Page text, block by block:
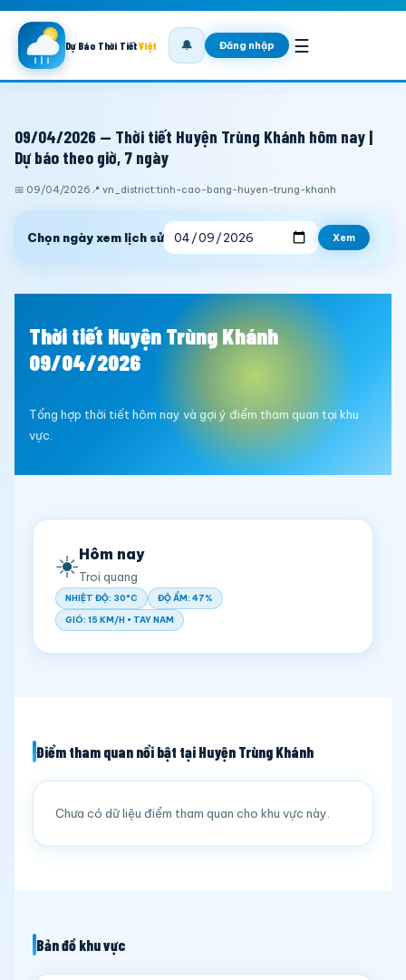
Dự Báo Thời TiếtViệt 🔔 Đăng nhập ☰
09/04/2026 — Thời tiết Huyện Trùng Khánh hôm nay |
Dự báo theo giờ, 7 ngày
📅 09/04/2026 📍 vn_district:tinh-cao-bang-huyen-trung-khanh
Chọn ngày xem lịch sử Xem
Thời tiết Huyện Trùng Khánh
09/04/2026
Tổng hợp thời tiết hôm nay và gợi ý điểm tham quan tại khu
vực.
☀️Hôm nay
Troi quang
NHIỆT ĐỘ: 30°C ĐỘ ẨM: 47%
GIÓ: 15 KM/H • TAY NAM
Điểm tham quan nổi bật tại Huyện Trùng Khánh
Chưa có dữ liệu điểm tham quan cho khu vực này.
Bản đồ khu vực